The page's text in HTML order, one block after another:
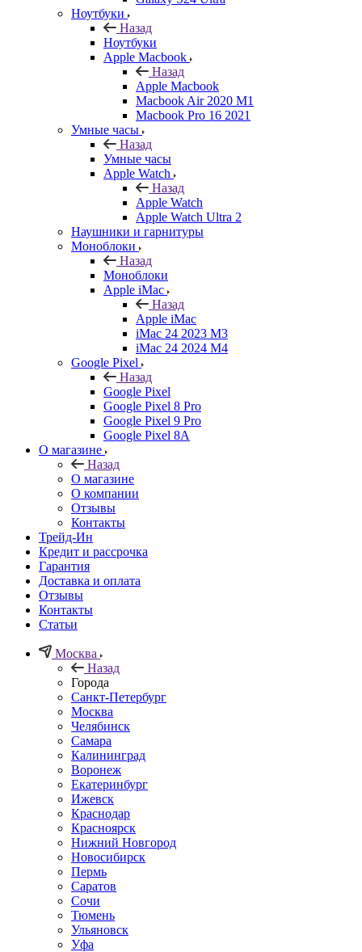
Ноутбуки
Назад
Ноутбуки
Apple Macbook
Назад
Apple Macbook
Macbook Air 2020 M1
Macbook Pro 16 2021
Умные часы
Назад
Умные часы
Apple Watch
Назад
Apple Watch
Apple Watch Ultra 2
Наушники и гарнитуры
Моноблоки
Назад
Моноблоки
Apple iMac
Назад
Apple iMac
iMac 24 2023 M3
iMac 24 2024 M4
Google Pixel
Назад
Google Pixel
Google Pixel 8 Pro
Google Pixel 9 Pro
Google Pixel 8A
О магазине
Назад
О магазине
О компании
Отзывы
Контакты
Трейд-Ин
Кредит и рассрочка
Гарантия
Доставка и оплата
Отзывы
Контакты
Статьи
Москва
Назад
Города
Санкт-Петербург
Москва
Челябинск
Самара
Калининград
Воронеж
Екатеринбург
Ижевск
Краснодар
Красноярск
Нижний Новгород
Новосибирск
Пермь
Саратов
Сочи
Тюмень
Ульяновск
Уфа